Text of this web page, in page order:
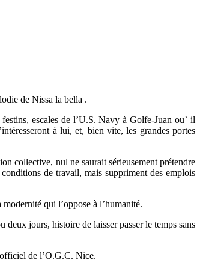
de Nissa la bella .
escales de l’U.S. Navy à Golfe-Juan ou` il
à lui, et, bien vite, les grandes portes
collective, nul ne saurait sérieusement prétendre
de travail, mais suppriment des emplois
qui l’oppose à l’humanité.
jours, histoire de laisser passer le temps sans
de l’O.G.C. Nice.